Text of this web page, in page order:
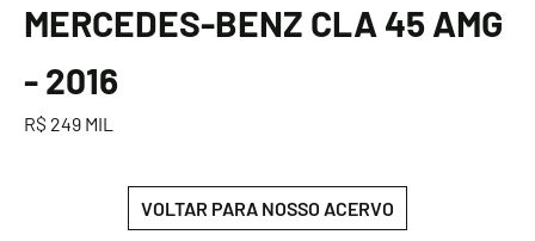
MERCEDES-BENZ CLA 45 AMG
- 2016
R$ 249 MIL
VOLTAR PARA NOSSO ACERVO